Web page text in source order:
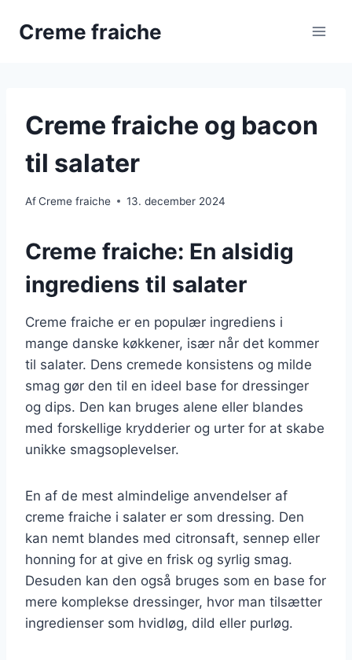
Creme fraiche
Creme fraiche og bacon
til salater
AfCreme fraiche 13. december 2024
Creme fraiche: En alsidig
ingrediens til salater
Creme fraiche er en populær ingrediens i
mange danske køkkener, især når det kommer
til salater. Dens cremede konsistens og milde
smag gør den til en ideel base for dressinger
og dips. Den kan bruges alene eller blandes
med forskellige krydderier og urter for at skabe
unikke smagsoplevelser.
En af de mest almindelige anvendelser af
creme fraiche i salater er som dressing. Den
kan nemt blandes med citronsaft, sennep eller
honning for at give en frisk og syrlig smag.
Desuden kan den også bruges som en base for
mere komplekse dressinger, hvor man tilsætter
ingredienser som hvidløg, dild eller purløg.